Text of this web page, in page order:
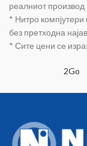
Front: 3 x 120mm
Upper: 2 x
Straznji: 1 x
(included) FAN:
WEIGHT: Max.
160mm
original BUNKER
ones are optional
реалниот производ
* Нитро
без претходна
* Сите цени се
2Go